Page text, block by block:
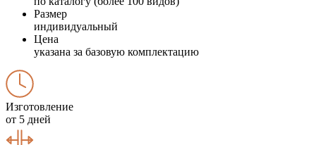
Размер
индивидуальный
Цена
указана за базовую комплектацию
Изготовление
от 5 дней